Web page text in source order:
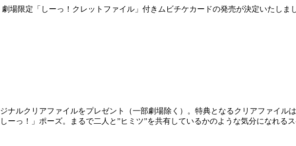
劇場限定「しーっ！クレットファイル」付きムビチケカードの発売が決定いたしま
ナルクリアファイルをプレゼント（一部劇場除く）。特典となるクリアファイル
ーっ！」ポーズ。まるで二人と”ヒミツ”を共有しているかのような気分になれるス